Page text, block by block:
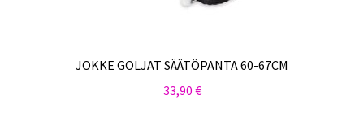
JOKKE GOLJAT SÄÄTÖPANTA 60-67CM
33,90 €